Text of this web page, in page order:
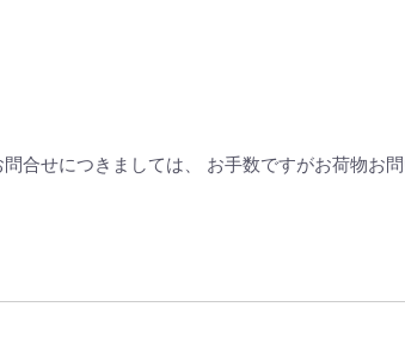
せにつきましては、 お手数ですがお荷物お問